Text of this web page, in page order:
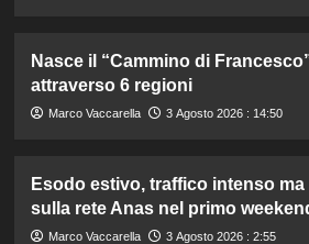
Nasce il “Cammino di
attraverso 6 regioni
Marco Vaccarella 3 Agosto 2026 : 14:50
Esodo estivo, traffico intenso
sulla rete Anas nel primo
Marco Vaccarella 3 Agosto 2026 : 2:55